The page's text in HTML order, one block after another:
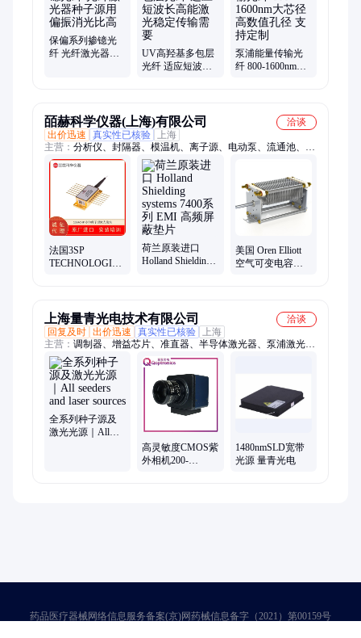
保偏系列掺镱光
纤 光纤激光器种
UV高羟基多包层
光纤 适应短波长
泵浦能量传输光
纤 800-1600nm大
皕赫科学仪器(上海)有限公司
洽谈
出价迅速
真实性已核验
上海
主营： 分析仪、封隔器、模温机、离子源、电动泵、流通池、安
培表、精制垫、数据表、安全圈、热电偶、点焊机、研磨机、变
送器、转换器、冷阴极、插装阀、电冷板、平凸轮、油处理、圆
螺母、吸收器、密封件、旋转台、电阻计
法国3SP
TECHNOLOGIES
荷兰原装进口
Holland Shielding
美国 Oren Elliott
空气可变电容器
上海量青光电技术有限公司
洽谈
回复及时 出价迅速 真实性已核验
上海
主营： 调制器、增益芯片、准直器、半导体激光器、泵浦激光
器、Innolume激光器、宽带光源、激光光源、光纤气体池、光纤
放大器、MEMS光开关、Q光开关、795VCSEL、c波段ase、量青
光电、气体VCSEL、声光调制器、压电陶瓷放大器
全系列种子源及
激光光源｜All
高灵敏度CMOS紫
外相机200-
1480nmSLD宽带
光源 量青光电
药品医疗器械网络信息服务备案(京)网药械信息备字（2021）第00159号